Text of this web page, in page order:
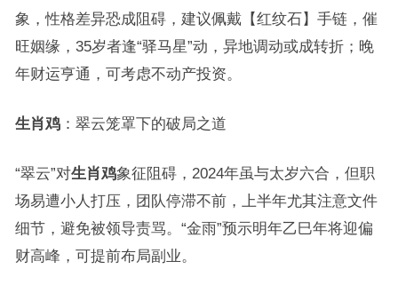
象，性格差异恐成阻碍，建议佩戴【红纹石】手链，催
旺姻缘，35岁者逢“驿马星”动，异地调动或成转折；晚
年财运亨通，可考虑不动产投资。
生肖鸡：翠云笼罩下的破局之道
“翠云”对生肖鸡象征阻碍，2024年虽与太岁六合，但职
场易遭小人打压，团队停滞不前，上半年尤其注意文件
细节，避免被领导责骂。“金雨”预示明年乙巳年将迎偏
财高峰，可提前布局副业。